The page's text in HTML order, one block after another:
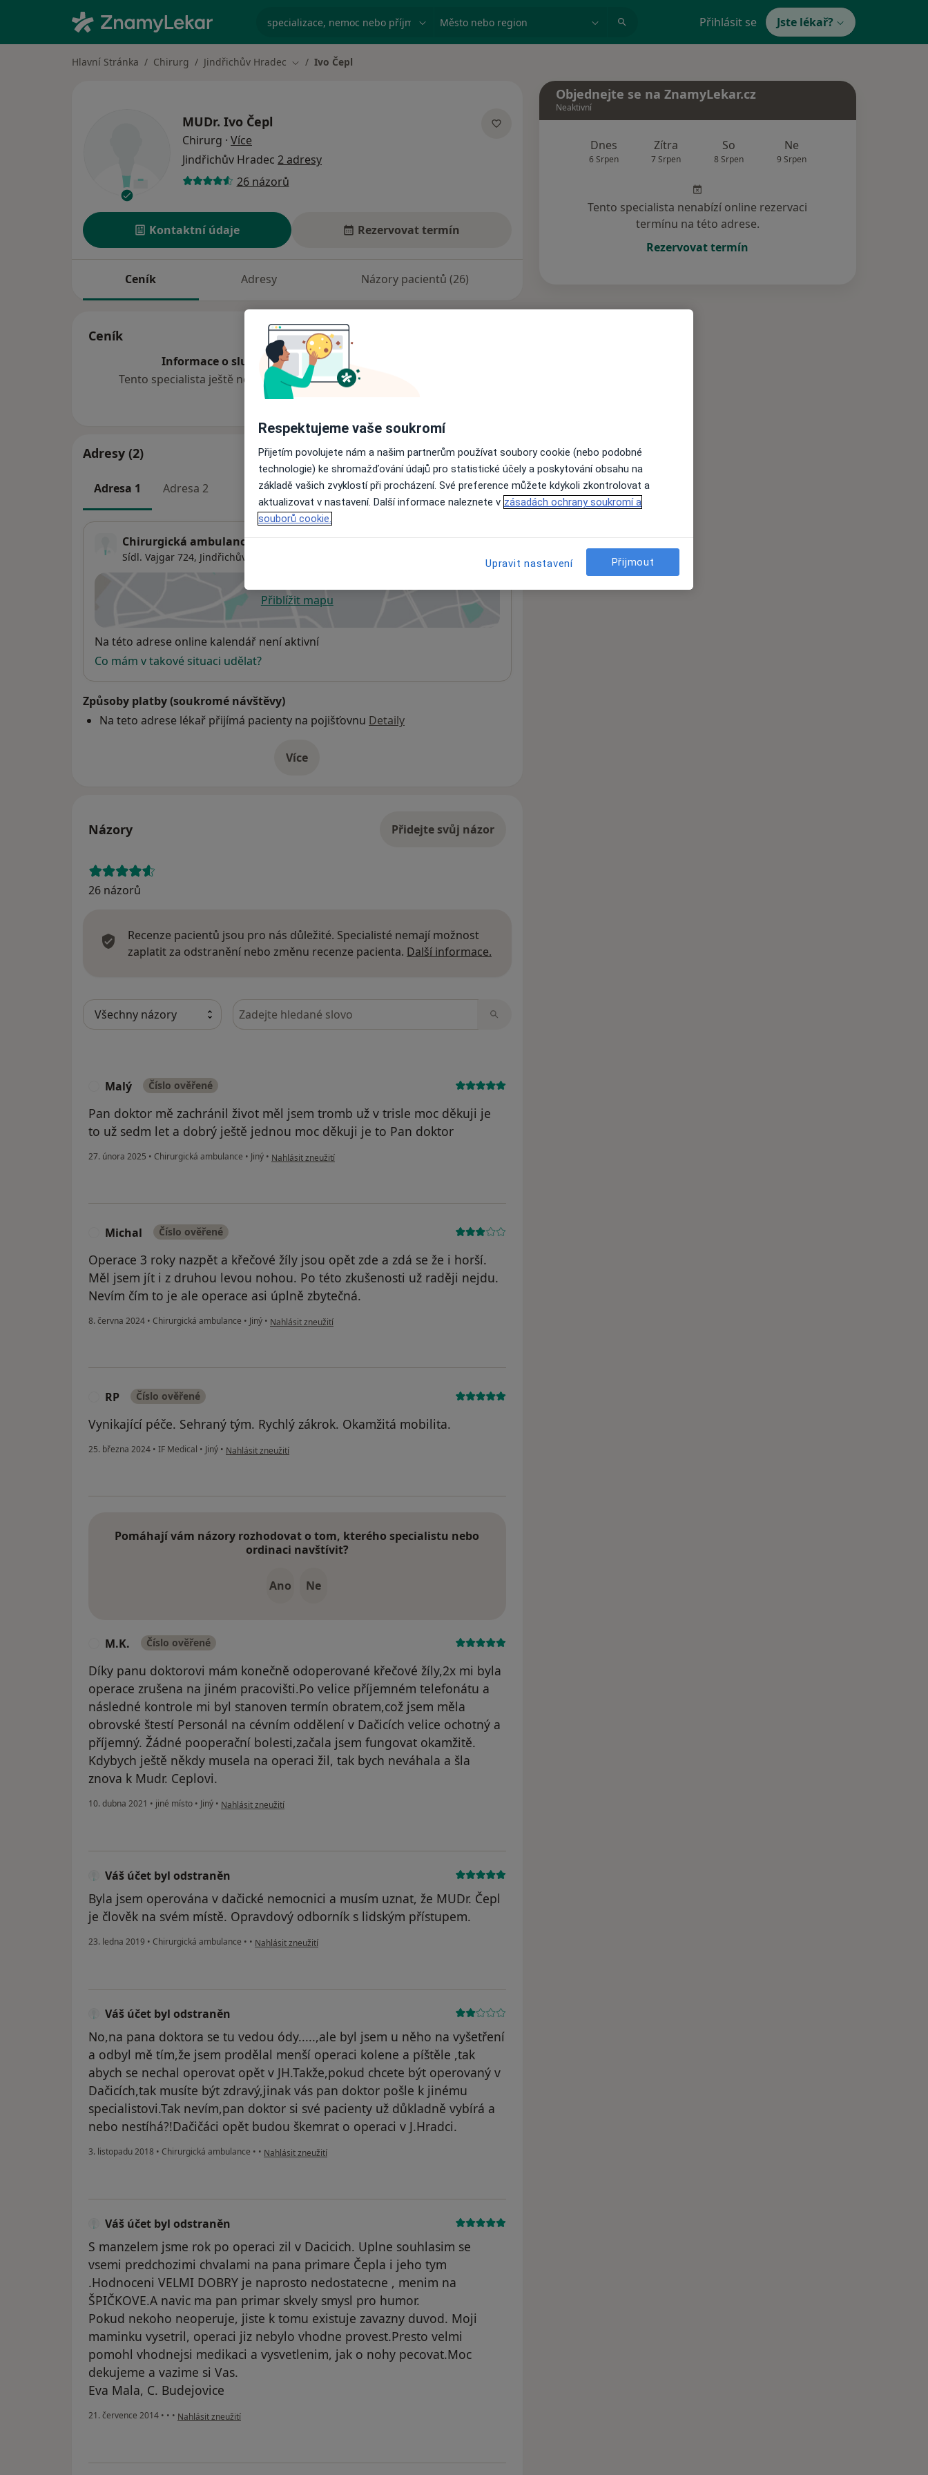
specializace, nemoc nebo příjmení Město nebo region Přihlásit se Jste lékař?
Hlavní Stránka Chirurg Jindřichův Hradec Změna města
Ivo Čepl
MUDr. Ivo Čepl
Chirurg · Více
Jindřichův Hradec 2 adresy
26 názorů
Kontaktní údaje Rezervovat termín
Ceník Adresy Názory pacientů (26)
Ceník
Informace o službách a cenách nejsou k dispozici
Tento specialista ještě nepřidával žádné informace o svých službách.
Adresy (2)
Adresa 1 Adresa 2
Chirurgická ambulance
Sídl. Vajgar 724, Jindřichův Hradec
Přiblížit mapuse otevře v nové záložce
Dostupnost
Na této adrese online kalendář není aktivní
Co mám v takové situaci udělat?
Způsoby platby (soukromé návštěvy)
Na teto adrese lékař přijímá pacienty na pojišťovnu Detaily
Víceo adrese
Názory Přidejte svůj názor
26 názorů
Recenze pacientů jsou pro nás důležité. Specialisté nemají možnost
zaplatit za odstranění nebo změnu recenze pacienta. Další informace.
Hledejte v názorech
Malý Číslo ověřené
Pan doktor mě zachránil život měl jsem tromb už v trisle moc děkuji je
to už sedm let a dobrý ještě jednou moc děkuji je to Pan doktor
27. února 2025 • Chirurgická ambulance • Jiný • podle názoru uživatele Malý
Nahlásit zneužití
Michal Číslo ověřené
Operace 3 roky nazpět a křečové žíly jsou opět zde a zdá se že i horší.
Měl jsem jít i z druhou levou nohou. Po této zkušenosti už raději nejdu.
Nevím čím to je ale operace asi úplně zbytečná.
8. června 2024 • Chirurgická ambulance • Jiný • podle názoru uživatele Michal
Nahlásit zneužití
RP Číslo ověřené
Vynikající péče. Sehraný tým. Rychlý zákrok. Okamžitá mobilita.
25. března 2024 • IF Medical • Jiný • podle názoru uživatele RP
Nahlásit zneužití
Pomáhají vám názory rozhodovat o tom, kterého specialistu nebo
ordinaci navštívit?
Ano Ne
M.K. Číslo ověřené
Díky panu doktorovi mám konečně odoperované křečové žíly,2x mi byla
operace zrušena na jiném pracovišti.Po velice příjemném telefonátu a
následné kontrole mi byl stanoven termín obratem,což jsem měla
obrovské štestí Personál na cévním oddělení v Dačicích velice ochotný a
příjemný. Žádné pooperační bolesti,začala jsem fungovat okamžitě.
Kdybych ještě někdy musela na operaci žil, tak bych neváhala a šla
znova k Mudr. Ceplovi.
10. dubna 2021 • jiné místo • Jiný • podle názoru uživatele M.K.
Nahlásit zneužití
Váš účet byl odstraněn
Byla jsem operována v dačické nemocnici a musím uznat, že MUDr. Čepl
je člověk na svém místě. Opravdový odborník s lidským přístupem.
23. ledna 2019 • Chirurgická ambulance • • podle názoru uživatele Váš účet byl odstraněn
Nahlásit zneužití
Váš účet byl odstraněn
No,na pana doktora se tu vedou ódy.....,ale byl jsem u něho na vyšetření
a odbyl mě tím,že jsem prodělal menší operaci kolene a píštěle ,tak
abych se nechal operovat opět v JH.Takže,pokud chcete být operovaný v
Dačicích,tak musíte být zdravý,jinak vás pan doktor pošle k jinému
specialistovi.Tak nevím,pan doktor si své pacienty už důkladně vybírá a
nebo nestíhá?!Dačičáci opět budou škemrat o operaci v J.Hradci.
3. listopadu 2018 • Chirurgická ambulance • • podle názoru uživatele Váš účet byl odstraněn
Nahlásit zneužití
Váš účet byl odstraněn
S manzelem jsme rok po operaci zil v Dacicich. Uplne souhlasim se
vsemi predchozimi chvalami na pana primare Čepla i jeho tym
.Hodnoceni VELMI DOBRY je naprosto nedostatecne , menim na
ŠPIČKOVE.A navic ma pan primar skvely smysl pro humor.
Pokud nekoho neoperuje, jiste k tomu existuje zavazny duvod. Moji
maminku vysetril, operaci jiz nebylo vhodne provest.Presto velmi
pomohl vhodnejsi medikaci a vysvetlenim, jak o nohy pecovat.Moc
dekujeme a vazime si Vas.
Eva Mala, C. Budejovice
21. července 2014 • • • podle názoru uživatele Váš účet byl odstraněn
Nahlásit zneužití
Objednejte se na ZnamyLekar.cz
Neaktivní
Dnes
6 Srpen
Zítra
7 Srpen
So
8 Srpen
Ne
9 Srpen
Tento specialista nenabízí online rezervaci
termínu na této adrese.
Rezervovat termín
Respektujeme vaše soukromí
Přijetím povolujete nám a našim partnerům používat soubory cookie (nebo podobné
technologie) ke shromažďování údajů pro statistické účely a poskytování obsahu na
základě vašich zvyklostí při procházení. Své preference můžete kdykoli zkontrolovat a
aktualizovat v nastavení. Další informace naleznete v zásadách ochrany soukromí a
souborů cookie.
Upravit nastavení Přijmout